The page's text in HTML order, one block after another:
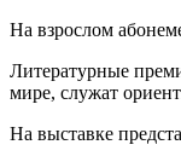
На взрослом
Литературные
мире, служат
На выставке